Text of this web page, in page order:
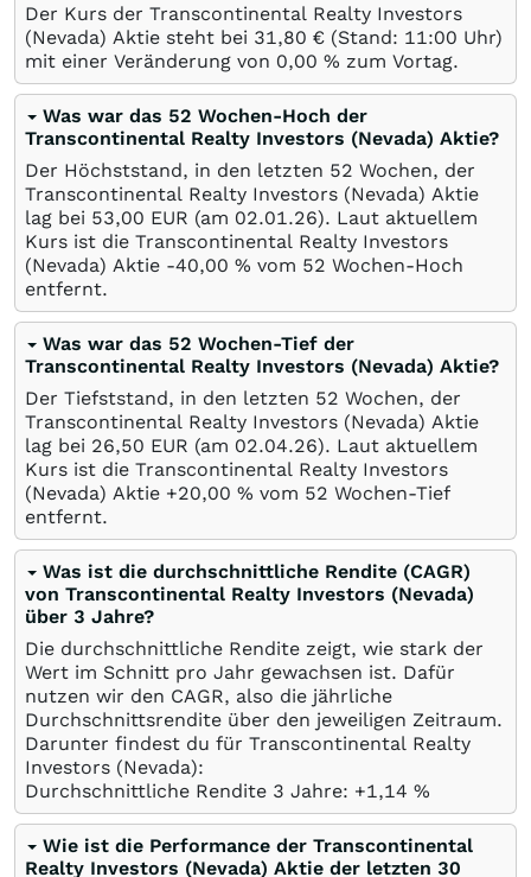
Der Kurs der Transcontinental Realty Investors
(Nevada) Aktie steht bei 31,80 € (Stand: 11:00 Uhr)
mit einer Veränderung von 0,00 % zum Vortag.
Was war das 52 Wochen-Hoch der
Transcontinental Realty Investors (Nevada) Aktie?
Der Höchststand, in den letzten 52 Wochen, der
Transcontinental Realty Investors (Nevada) Aktie
lag bei 53,00 EUR (am 02.01.26). Laut aktuellem
Kurs ist die Transcontinental Realty Investors
(Nevada) Aktie -40,00 % vom 52 Wochen-Hoch
entfernt.
Was war das 52 Wochen-Tief der
Transcontinental Realty Investors (Nevada) Aktie?
Der Tiefststand, in den letzten 52 Wochen, der
Transcontinental Realty Investors (Nevada) Aktie
lag bei 26,50 EUR (am 02.04.26). Laut aktuellem
Kurs ist die Transcontinental Realty Investors
(Nevada) Aktie +20,00 % vom 52 Wochen-Tief
entfernt.
Was ist die durchschnittliche Rendite (CAGR)
von Transcontinental Realty Investors (Nevada)
über 3 Jahre?
Die durchschnittliche Rendite zeigt, wie stark der
Wert im Schnitt pro Jahr gewachsen ist. Dafür
nutzen wir den CAGR, also die jährliche
Durchschnittsrendite über den jeweiligen Zeitraum.
Darunter findest du für Transcontinental Realty
Investors (Nevada):
Durchschnittliche Rendite 3 Jahre: +1,14 %
Wie ist die Performance der Transcontinental
Realty Investors (Nevada) Aktie der letzten 30